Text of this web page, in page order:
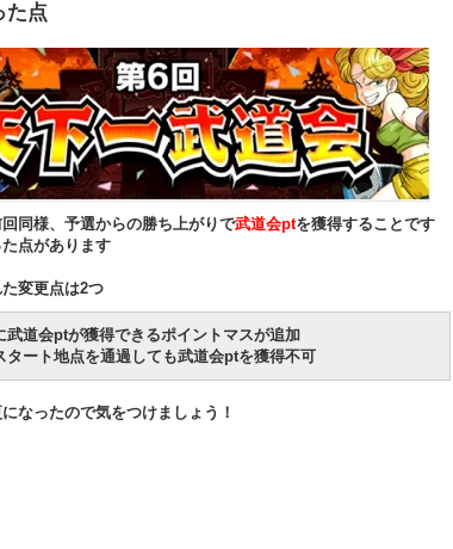
た点
同様、予選からの勝ち上がりで武道会ptを獲得することです
点があります
変更点は2つ
武道会ptが獲得できるポイントマスが追加
タート地点を通過しても武道会ptを獲得不可
なったので気をつけましょう！